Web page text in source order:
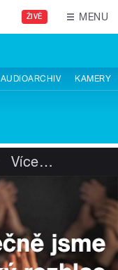
ŽIVĚ MENU
AUDIOARCHIV KAMERY
Více…